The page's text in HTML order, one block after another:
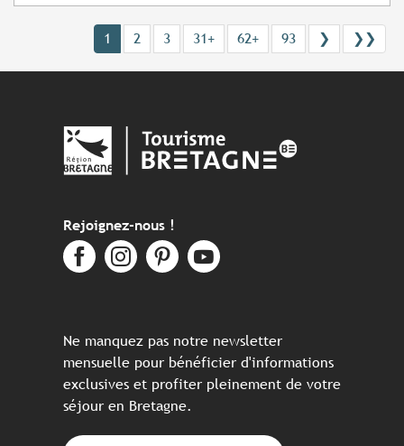
1 2 3 31+ 62+ 93 ❯ ❯❯
Rejoignez-nous !
Ne manquez pas notre newsletter
mensuelle pour bénéficier d'informations
exclusives et profiter pleinement de votre
séjour en Bretagne.